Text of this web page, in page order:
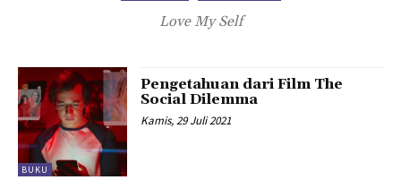
Love My Self
BUKU
Pengetahuan dari Film The
Social Dilemma
Kamis, 29 Juli 2021